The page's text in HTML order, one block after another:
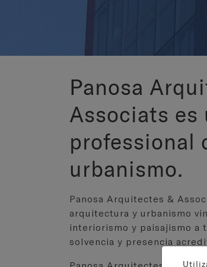
Panosa
Associats es
professional
urbanismo.
Panosa Arquitectes &
arquitectura y urbanismo
interiorismo y paisajismo a
solvencia y presencia